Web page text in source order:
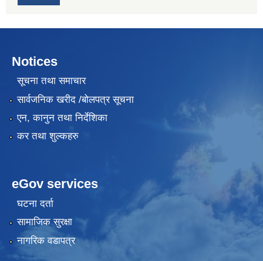
Notices
सूचना तथा समाचार
सार्वजनिक खरीद /बोलपत्र सूचना
एन, कानुन तथा निर्देशिका
कर तथा शुल्कहरु
eGov services
घटना दर्ता
सामाजिक सुरक्षा
नागरिक वडापत्र